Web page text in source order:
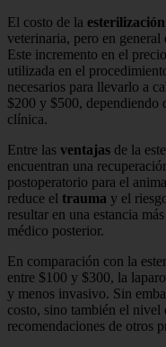
El costo de la
veterinaria, pero en
Este incremento en el
utilizada en el
necesarios para llevarlo a
$200 y $500, dependiendo
clínica.
Entre las ventajas de la
encuentran una
postoperatorio para el
reduce el trauma y el
resultar en una estancia
médico posterior.
En comparación con la
entre $100 y $300, la
y menos invasivo. Sin
costo, sino también el
recomendaciones de otros